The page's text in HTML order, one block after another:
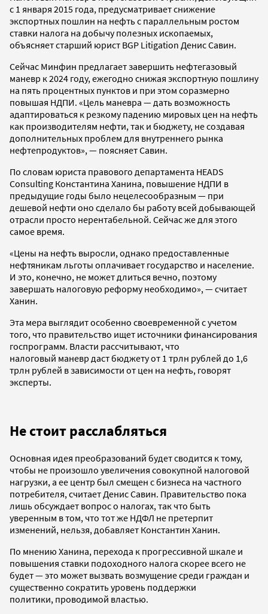
с 1 января 2015 года, предусматривает снижение
экспортных пошлин на нефть с параллельным ростом
ставки налога на добычу полезных ископаемых,
объясняет старший юрист BGP Litigation Денис Савин.
Сейчас Минфин предлагает завершить нефтегазовый
маневр к 2024 году, ежегодно снижая экспортную пошлину
на пять процентных пунктов и при этом соразмерно
повышая НДПИ. «Цель маневра — дать возможность
адаптироваться к резкому падению мировых цен на нефть
как производителям нефти, так и бюджету, не создавая
дополнительных проблем для внутреннего рынка
нефтепродуктов», — поясняет Савин.
По словам юриста правового департамента HEADS
Consulting Константина Ханина, повышение НДПИ в
предыдущие годы было нецелесообразным — при
дешевой нефти оно сделало бы работу всей добывающей
отрасли просто нерентабельной. Сейчас же для этого
самое время.
«Цены на нефть выросли, однако предоставленные
нефтяникам льготы оплачивает государство и население.
И это, конечно, не может длиться вечно, поэтому
завершать налоговую реформу необходимо», — считает
Ханин.
Эта мера выглядит особенно своевременной с учетом
того, что правительство ищет источники финансирования
госпрограмм. Власти рассчитывают, что
налоговый маневр даст бюджету от 1 трлн рублей до 1,6
трлн рублей в зависимости от цен на нефть, говорят
эксперты.
Не стоит расслабляться
Основная идея преобразований будет сводится к тому,
чтобы не произошло увеличения совокупной налоговой
нагрузки, а ее центр был смещен с бизнеса на частного
потребителя, считает Денис Савин. Правительство пока
лишь обсуждает вопрос о налогах, так что быть
уверенным в том, что тот же НДФЛ не претерпит
изменений, нельзя, добавляет Константин Ханин.
По мнению Ханина, перехода к прогрессивной шкале и
повышения ставки подоходного налога скорее всего не
будет — это может вызвать возмущение среди граждан и
существенно сократить уровень поддержки
политики, проводимой властью.